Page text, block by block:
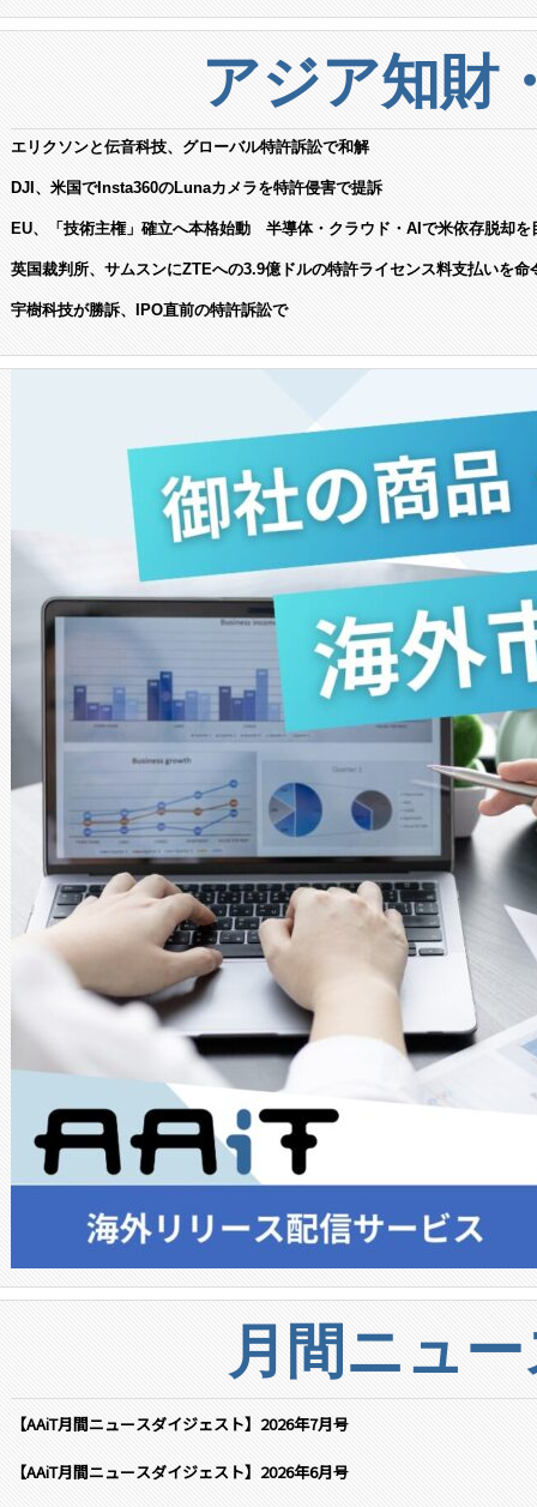
アジア知財
エリクソンと伝音科技、グローバル特許訴訟で和解
DJI、米国でInsta360のLunaカメラを特許侵害で提訴
EU、「技術主権」確立へ本格始動 半導体・クラウド・AIで米依存脱却を
英国裁判所、サムスンにZTEへの3.9億ドルの特許ライセンス料支払いを命
宇樹科技が勝訴、IPO直前の特許訴訟で
月間ニュ
【AAiT月間ニュースダイジェスト】2026年7月号
【AAiT月間ニュースダイジェスト】2026年6月号